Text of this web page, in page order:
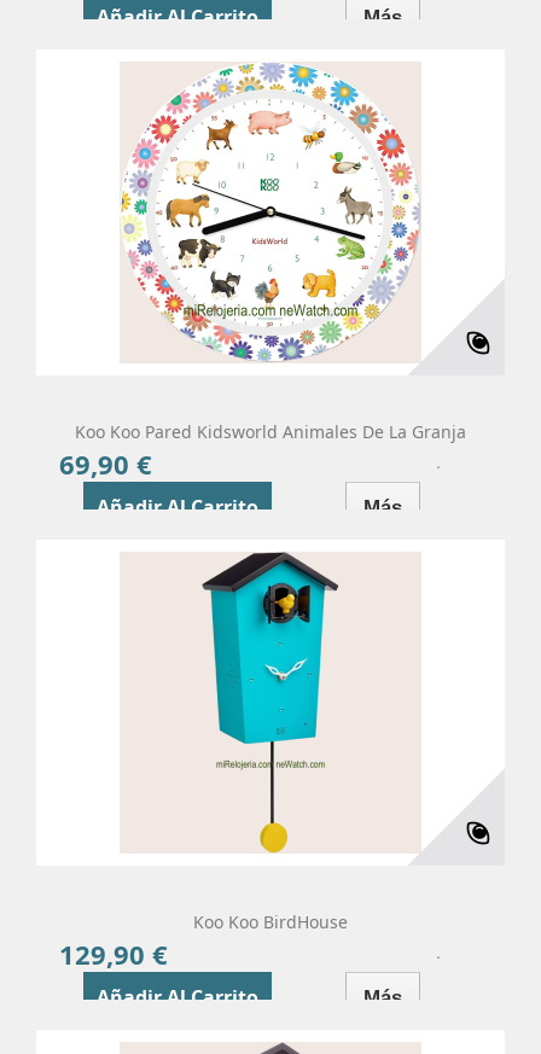
Añadir Al Carrito Más
Koo Koo Pared Kidsworld Animales De La Granja
69,90 €
Añadir Al Carrito Más
Koo Koo BirdHouse
129,90 €
Añadir Al Carrito Más